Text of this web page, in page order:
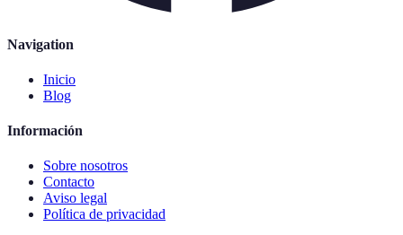
Navigation
Inicio
Blog
Información
Sobre nosotros
Contacto
Aviso legal
Política de privacidad